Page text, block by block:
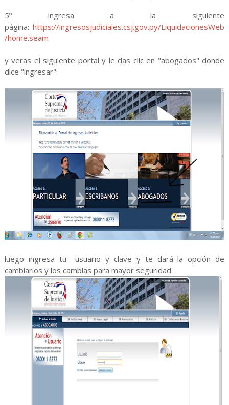
5º ingresa a la siguiente
página:https://ingresosjudiciales.csj.gov.py/LiquidacionesWeb
/home.seam
y veras el siguiente portal y le das clic en "abogados" donde
dice "ingresar":
luego ingresa tu usuario y clave y te dará la opción de
cambiarlos y los cambias para mayor seguridad.